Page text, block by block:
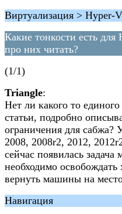
Виртуализация > Hyper-V
Какие тонкости есть
про них читать?
(1/1)
Triangle:
Нет ли какого то
статьи, подробно
ограничения для сабжа?
2008, 2008r2, 2012,
сейчас появилась
необходимо
вернуть машины на
Навигация